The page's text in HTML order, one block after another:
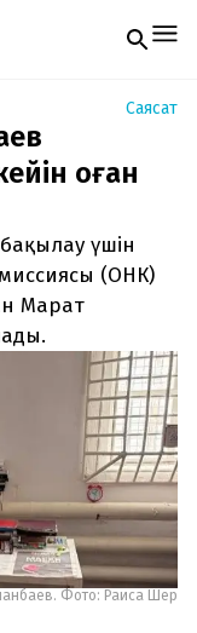
email
Саясат
оған
үшін
(ОНК)
Марат
Фото: Раиса Шер